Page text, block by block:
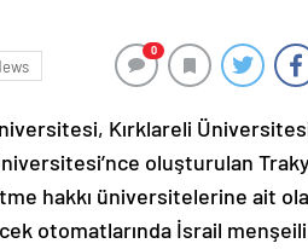
0
Kırklareli
oluşturulan
hakkı üniversitelerine ait
otomatlarında İsrail